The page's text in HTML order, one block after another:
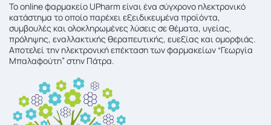
To online φαρμακείο UPharm είναι ένα σύγχρονο ηλεκτρονικό
κατάστημα το οποίο παρέχει εξειδικευμένα προϊόντα,
συμβουλές και ολοκληρωμένες λύσεις σε θέματα, υγείας,
πρόληψης, εναλλακτικής θεραπευτικής, ευεξίας και ομορφιάς.
Αποτελεί την ηλεκτρονική επέκταση των φαρμακείων “Γεωργία
Μπαλαφούτη” στην Πάτρα.